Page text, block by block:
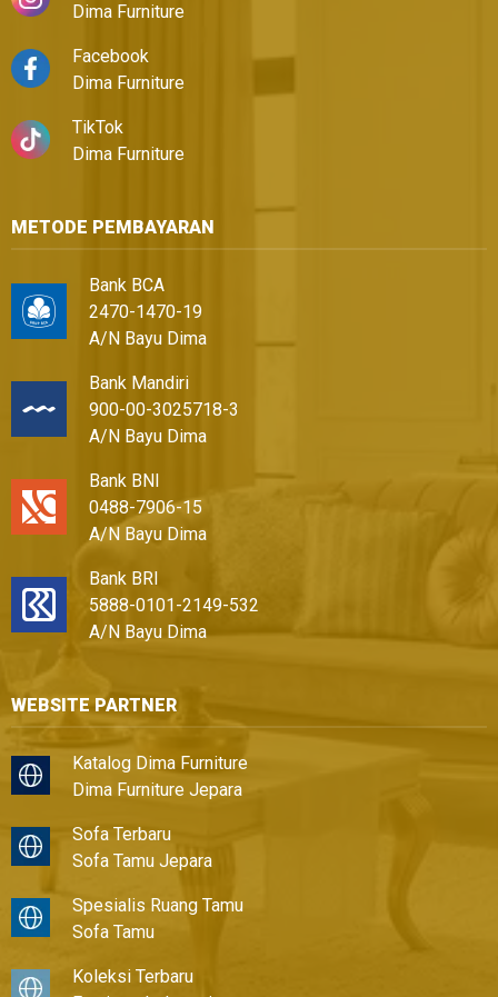
Dima Furniture
Facebook
Dima Furniture
TikTok
Dima Furniture
METODE PEMBAYARAN
Bank BCA
2470-1470-19
A/N Bayu Dima
Bank Mandiri
900-00-3025718-3
A/N Bayu Dima
Bank BNI
0488-7906-15
A/N Bayu Dima
Bank BRI
5888-0101-2149-532
A/N Bayu Dima
WEBSITE PARTNER
Katalog Dima Furniture
Dima Furniture Jepara
Sofa Terbaru
Sofa Tamu Jepara
Spesialis Ruang Tamu
Sofa Tamu
Koleksi Terbaru